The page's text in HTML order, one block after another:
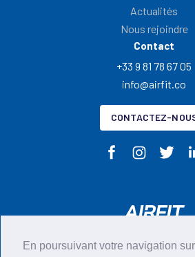
En poursuivant votre navigation
Actualités
Nous rejoindre
Contact
+33 9 81 78 67 05
info@airfit.co
CONTACTEZ-